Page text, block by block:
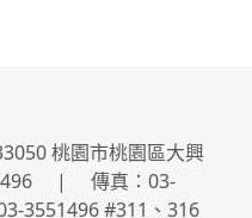
桃園市桃園區大興
| 傳真：03-
3551496 #311、316